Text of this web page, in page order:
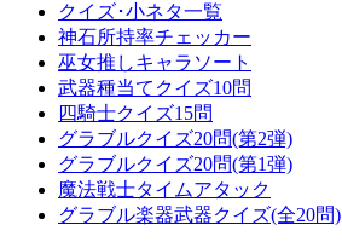
クイズ･小ネタ一覧
神石所持率チェッカー
巫女推しキャラソート
武器種当てクイズ10問
四騎士クイズ15問
グラブルクイズ20問(第2弾)
グラブルクイズ20問(第1弾)
魔法戦士タイムアタック
グラブル楽器武器クイズ(全20問)